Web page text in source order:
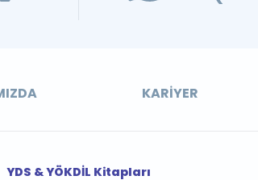
KARIYER
YDS & YÖKDİL Kitapları